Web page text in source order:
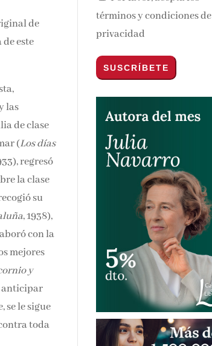
de
este
las
de clase
(Los días
regresó
la clase
su
, 1938),
con la
mejores
y
anticipar
se le sigue
toda
términos y condiciones de
privacidad